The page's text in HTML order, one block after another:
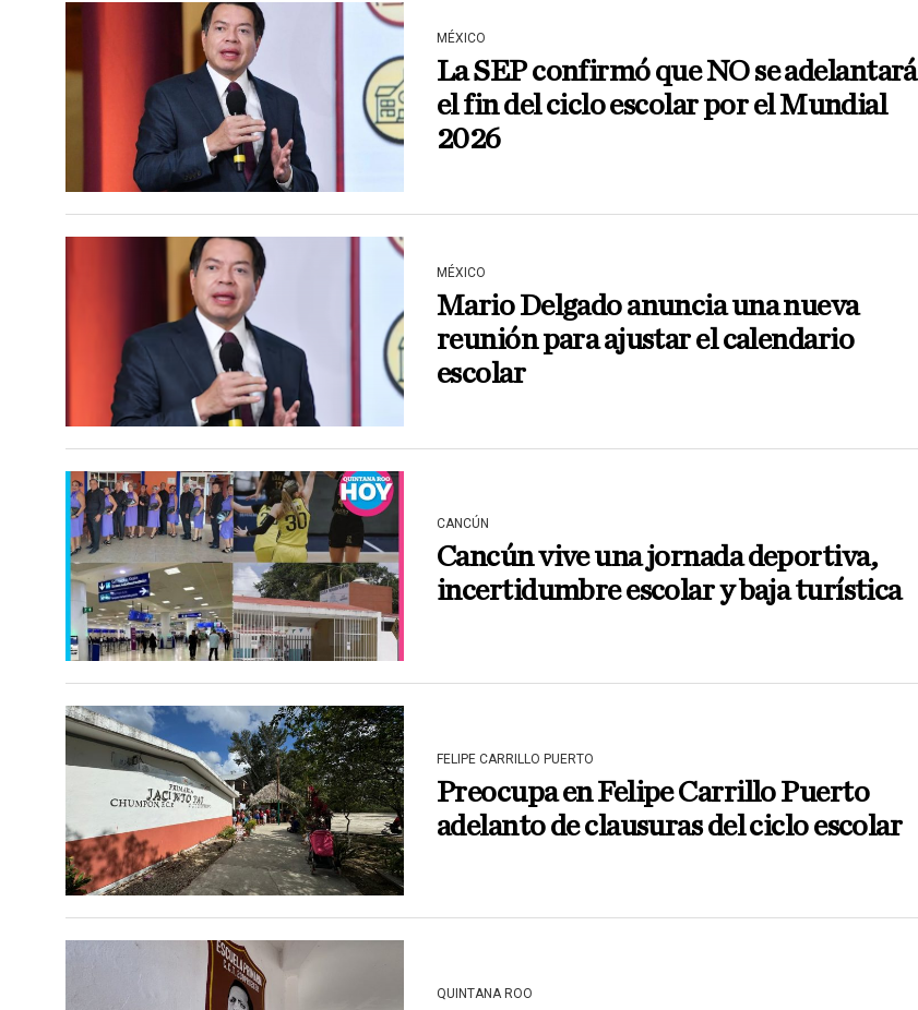
MÉXICO
La SEP confirmó que NO se adelantará
el fin del ciclo escolar por el Mundial
2026
MÉXICO
Mario Delgado anuncia una nueva
reunión para ajustar el calendario
escolar
CANCÚN
Cancún vive una jornada deportiva,
incertidumbre escolar y baja turística
FELIPE CARRILLO PUERTO
Preocupa en Felipe Carrillo Puerto
adelanto de clausuras del ciclo escolar
QUINTANA ROO